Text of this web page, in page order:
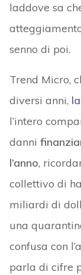
laddove sa
senno di poi.
Trend Micro,
diversi anni,
l’intero
danni
l’anno,
collettivo di
miliardi di
una
confusa con
parla di cifre